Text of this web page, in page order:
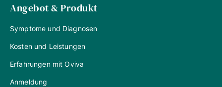
Angebot & Produkt
Symptome und Diagnosen
Kosten und Leistungen
Erfahrungen mit Oviva
Anmeldung